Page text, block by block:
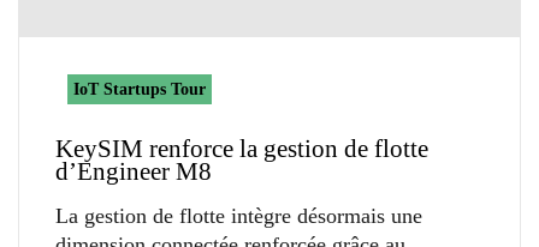
IoT Startups Tour
KeySIM renforce la gestion de flotte
d’Engineer M8
La gestion de flotte intègre désormais une